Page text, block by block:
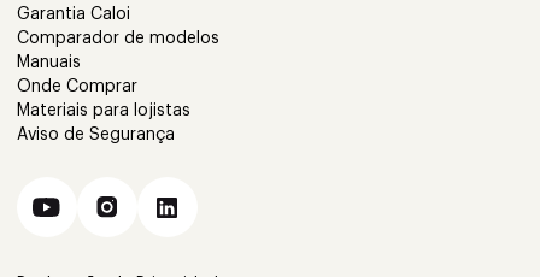
Garantia Caloi
Comparador de modelos
Manuais
Onde Comprar
Materiais para lojistas
Aviso de Segurança